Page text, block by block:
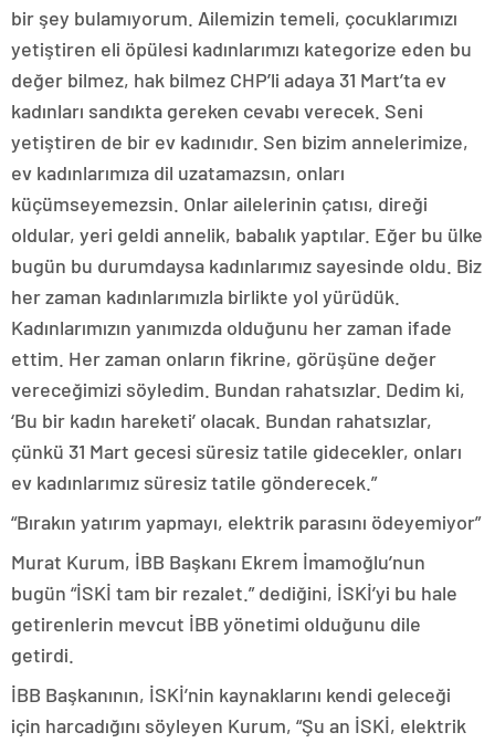
bir şey bulamıyorum. Ailemizin temeli, çocuklarımızı
yetiştiren eli öpülesi kadınlarımızı kategorize eden bu
değer bilmez, hak bilmez CHP’li adaya 31 Mart’ta ev
kadınları sandıkta gereken cevabı verecek. Seni
yetiştiren de bir ev kadınıdır. Sen bizim annelerimize,
ev kadınlarımıza dil uzatamazsın, onları
küçümseyemezsin. Onlar ailelerinin çatısı, direği
oldular, yeri geldi annelik, babalık yaptılar. Eğer bu ülke
bugün bu durumdaysa kadınlarımız sayesinde oldu. Biz
her zaman kadınlarımızla birlikte yol yürüdük.
Kadınlarımızın yanımızda olduğunu her zaman ifade
ettim. Her zaman onların fikrine, görüşüne değer
vereceğimizi söyledim. Bundan rahatsızlar. Dedim ki,
‘Bu bir kadın hareketi’ olacak. Bundan rahatsızlar,
çünkü 31 Mart gecesi süresiz tatile gidecekler, onları
ev kadınlarımız süresiz tatile gönderecek.”
“Bırakın yatırım yapmayı, elektrik parasını ödeyemiyor”
Murat Kurum, İBB Başkanı Ekrem İmamoğlu’nun
bugün “İSKİ tam bir rezalet.” dediğini, İSKİ’yi bu hale
getirenlerin mevcut İBB yönetimi olduğunu dile
getirdi.
İBB Başkanının, İSKİ’nin kaynaklarını kendi geleceği
için harcadığını söyleyen Kurum, “Şu an İSKİ, elektrik